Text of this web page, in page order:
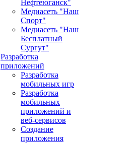
Нефтеюганск"
Медиасеть "Наш
Спорт"
Медиасеть "Наш
Бесплатный
Сургут"
Разработка
приложений
Разработка
мобильных игр
Разработка
мобильных
приложений и
веб-сервисов
Создание
приложения